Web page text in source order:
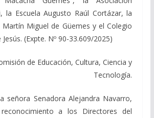
la Escuela Augusto Raúl Cortázar, la
Martín Miguel de Güemes y el Colegio
(Expte. Nº 90-33.609/2025)
de Educación, Cultura, Ciencia y
Tecnología.
Senadora Alejandra Navarro,
a los Directores del